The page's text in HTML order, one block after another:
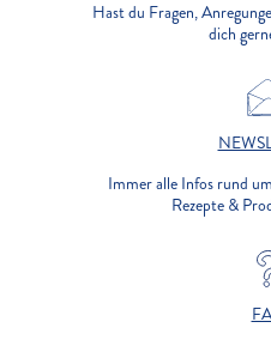
Hast du Fragen,
dich
Immer alle Infos rund
Rezepte &